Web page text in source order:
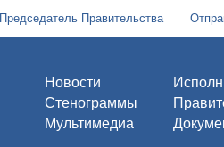
Председатель Правительства
Новости
Стенограммы
Мультимедиа